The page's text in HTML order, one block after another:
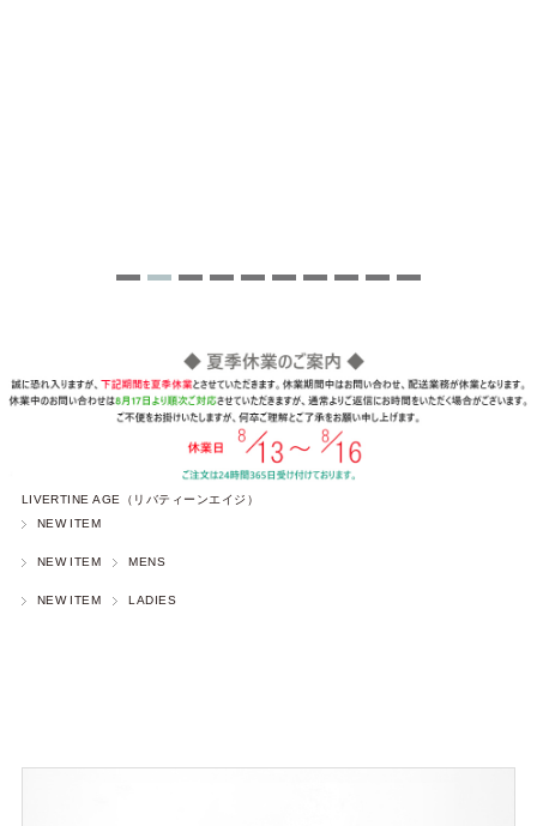
LIVERTINE AGE（リバティーンエイジ）
NEW ITEM
NEW ITEM MENS
NEW ITEM LADIES